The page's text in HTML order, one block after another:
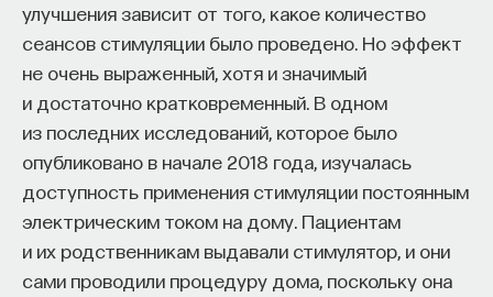
улучшения зависит от того, какое количество
сеансов стимуляции было проведено. Но эффект
не очень выраженный, хотя и значимый
и достаточно кратковременный. В одном
из последних исследований, которое было
опубликовано в начале 2018 года, изучалась
доступность применения стимуляции постоянным
электрическим током на дому. Пациентам
и их родственникам выдавали стимулятор, и они
сами проводили процедуру дома, поскольку она